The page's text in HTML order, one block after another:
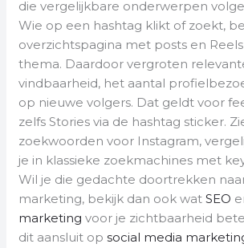
die vergelijkbare onderwerpen
Wie op een hashtag klikt of zoekt,
overzichtspagina met posts en
thema. Daardoor vergroten
vindbaarheid, het aantal
op nieuwe volgers. Dat geldt voor
zelfs Stories via de hashtag sticker.
zoekwoorden voor Instagram,
je in klassieke zoekmachines met
Wil je die gedachte doortrekken
marketing, bekijk dan ook watSEO
marketing voor je zichtbaarheid
dit aansluit opsocial media